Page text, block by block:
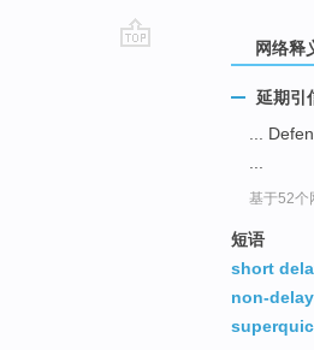
网络释
延期引
...
基于52个
短语
short
non-